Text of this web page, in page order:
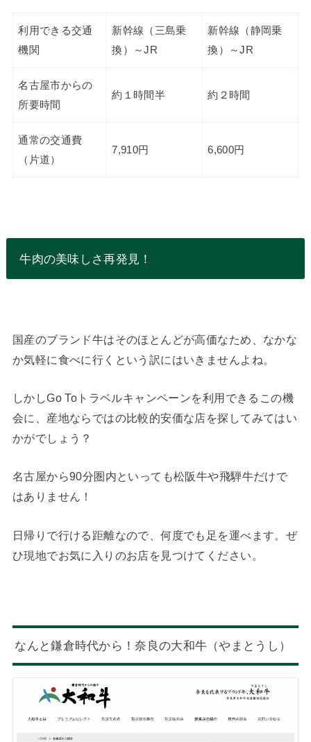
利用できる交通
機関
新幹線（三島乗
換）～JR
新幹線（静岡乗
換）～JR
名古屋市からの
所要時間
約１時間半 約２時間
通常の交通費
（片道）
7,910円 6,600円
牛肉の美味しさ再発見！
国産のブランド牛はそのほとんどが高価なため、なかな
か気軽に食べに行くという訳にはいきませんよね。
しかしGo Toトラベルキャンペーンを利用できるこの機
会に、産地ならではの比較的安価な店を探してみてはい
かがでしょう？
名古屋から90分圏内といっても松阪牛や飛騨牛だけで
はありません！
日帰りで行ける距離なので、何度でも足を運べます。ぜ
ひ現地でお気に入りのお店を見つけてください。
なんと鎌倉時代から！奈良の大和牛（やまとうし）